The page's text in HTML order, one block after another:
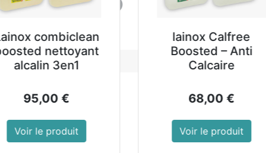
Précedent Suivant
FLORAL
Sols Neutre
de 4 L
10,89€
le produit
Autolaveuse à
batterie ROLLY NRG
7,5 M33 BC 10Ah
2 499,00€
Voir le produit